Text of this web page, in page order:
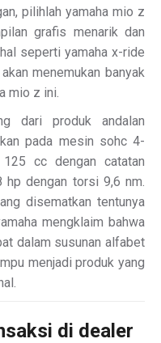
pilihlah yamaha mio z
grafis menarik dan
seperti yamaha x-ride
menemukan banyak
mio z ini.
dari produk andalan
pada mesin sohc 4-
cc dengan catatan
dengan torsi 9,6 nm.
disematkan tentunya
mengklaim bahwa
dalam susunan alfabet
menjadi produk yang
di dealer